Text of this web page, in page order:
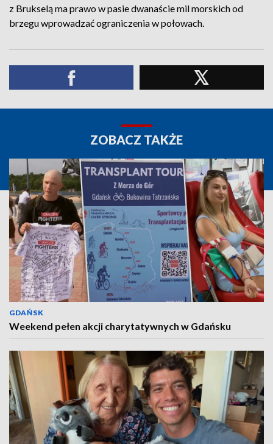
z Brukselą ma prawo w pasie dwanaście mil morskich od
brzegu wprowadzać ograniczenia w połowach.
ZOBACZ TAKŻE
GDAŃSK
Weekend pełen akcji charytatywnych w Gdańsku